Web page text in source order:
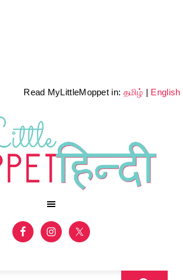
Read MyLittleMoppet in: தமிழ் | English